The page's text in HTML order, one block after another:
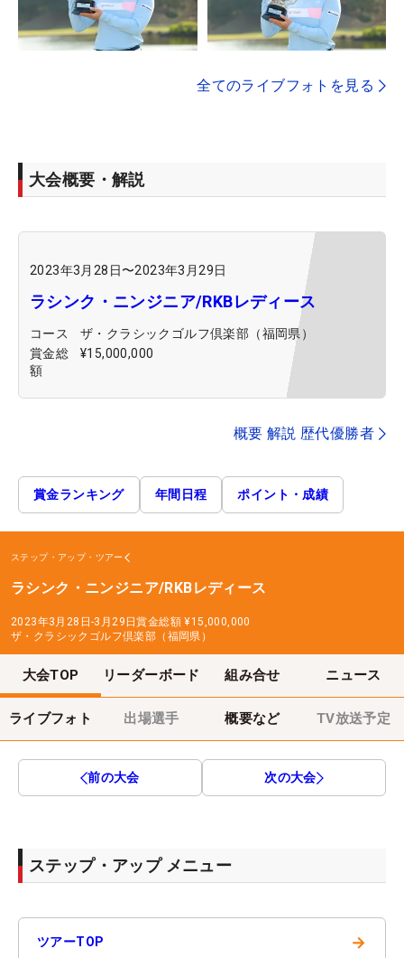
全てのライブフォトを見る
大会概要・解説
2023年3月28日〜2023年3月29日
ラシンク・ニンジニア/RKBレディース
コース
ザ・クラシックゴルフ倶楽部（福岡県）
賞金総
額
¥15,000,000
概要 解説 歴代優勝者
賞金ランキング 年間日程 ポイント・成績
ステップ・アップ・ツアー
ラシンク・ニンジニア/RKBレディース
2023年3月28日-3月29日賞金総額 ¥15,000,000
ザ・クラシックゴルフ倶楽部（福岡県）
大会TOP リーダーボード 組み合せ ニュース
ライブフォト 出場選手 概要など TV放送予定
前の大会 次の大会
ステップ・アップ メニュー
ツアーTOP →